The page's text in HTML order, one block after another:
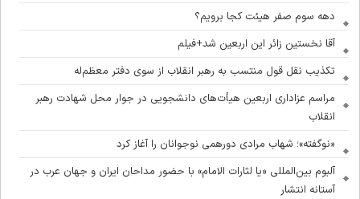
دهه سوم صفر هیئت کجا برویم؟
آقا نخستین زائر این اربعین شد+فیلم
تکذیب نقل قول منتسب به رهبر انقلاب از سوی دفتر معظم‌له
مراسم عزاداری اربعین هیأت‌های دانشجویی در جوار محل شهادت رهبر
انقلاب
«نوگفته»؛ شهاب مرادی دورهمی نوجوانان را آغاز کرد
آلبوم بین‌المللی «یا لثارات الامام» با حضور مداحان ایران و جهان عرب در
آستانه انتشار